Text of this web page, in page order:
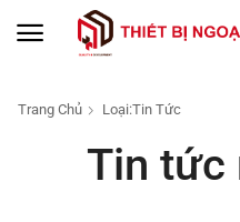
Trang Chủ Loại:Tin Tức
Tin tức